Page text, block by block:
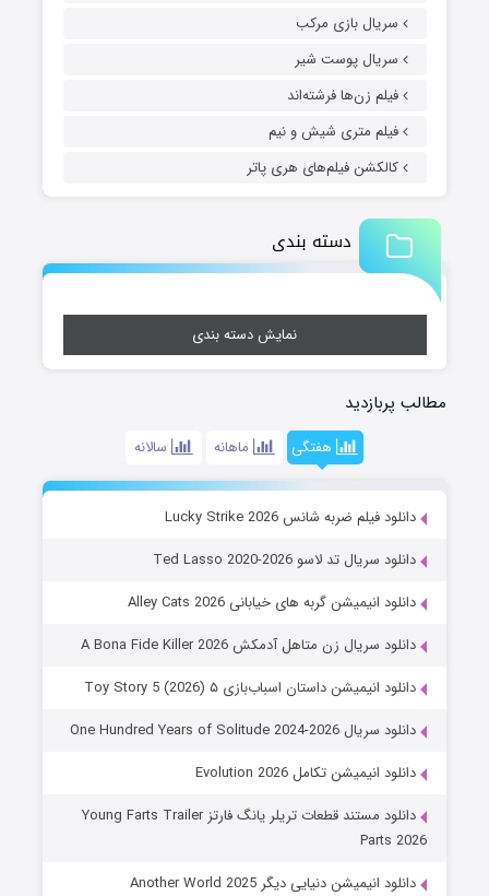
سریال بازی مرکب
سریال پوست شیر
فیلم زن‌ها فرشته‌اند
فیلم متری شیش و نیم
کالکشن فیلم‌های هری پاتر
دسته بندی
نمایش دسته بندی
مطالب پربازدید
هفتگی ماهانه سالانه
دانلود فیلم ضربه شانس Lucky Strike 2026
دانلود سریال تد لاسو Ted Lasso 2020-2026
دانلود انیمیشن گربه های خیابانی Alley Cats 2026
دانلود سریال زن متاهل آدمکش A Bona Fide Killer 2026
دانلود انیمیشن داستان اسباب‌بازی ۵ Toy Story 5 (2026)
دانلود سریال One Hundred Years of Solitude 2024-2026
دانلود انیمیشن تکامل Evolution 2026
دانلود مستند قطعات تریلر یانگ فارتز Young Farts Trailer
Parts 2026
دانلود انیمیشن دنیایی دیگر Another World 2025